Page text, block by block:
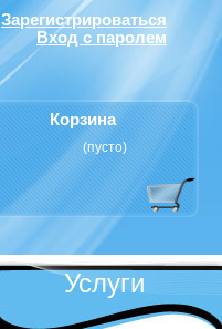
Зарегистрироваться
Вход с паролем
Корзина
(пусто)
Услуги